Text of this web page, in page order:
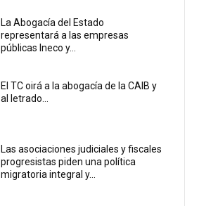
La Abogacía del Estado
representará a las empresas
públicas Ineco y...
El TC oirá a la abogacía de la CAIB y
al letrado...
Las asociaciones judiciales y fiscales
progresistas piden una política
migratoria integral y...